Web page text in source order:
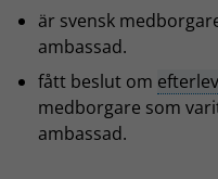
är svensk
ambassad.
fått beslut om
medborgare som
ambassad.